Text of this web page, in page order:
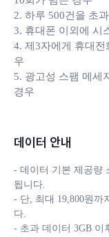
2. 하루 500건을 초
3. 휴대폰 이외에 시
4. 제3자에게 휴대
우
5. 광고성 스팸 메세
경우
데이터 안내
- 데이터 기본 제공량
됩니다.
- 단, 최대 19,800원까
다.
- 초과 데이터 3GB 이